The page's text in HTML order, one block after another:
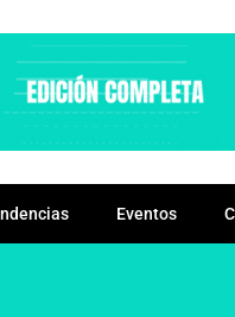
Eventos